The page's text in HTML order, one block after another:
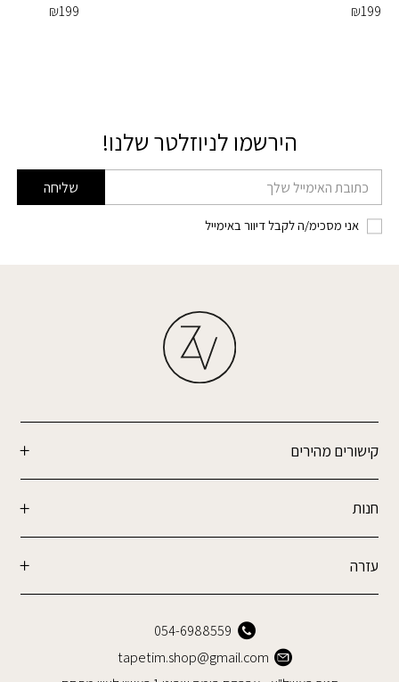
₪199
₪199
הירשמו לניוזלטר שלנו!
דוא׳׳ל שליחה
אני מסכימ/ה לקבל דיוור באימייל
קישורים מהירים
חנות
עזרה
054-6988559
tapetim.shop@gmail.com